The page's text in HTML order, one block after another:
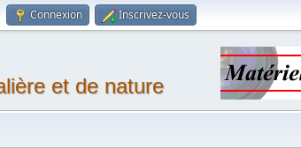
Connexion Inscrivez-vous
et de nature